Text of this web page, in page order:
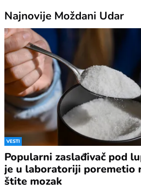
Najnovije Moždani Udar
VESTI
Popularni zaslađivač pod
je u laboratoriji poremetio
štite mozak